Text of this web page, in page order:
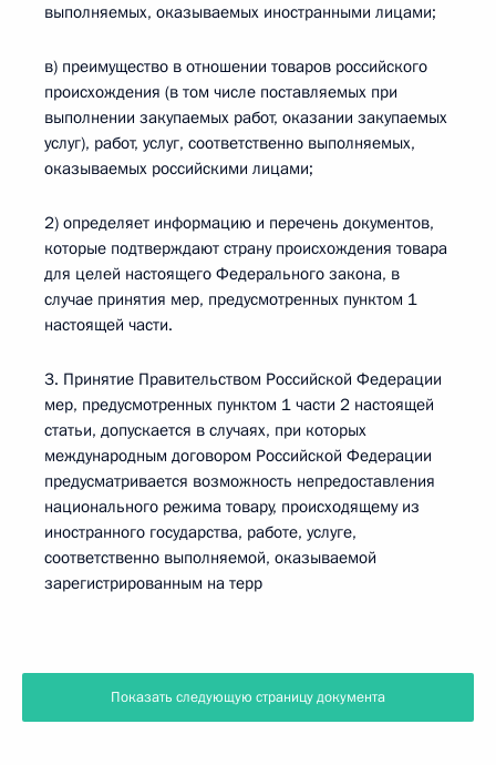
выполняемых, оказываемых иностранными лицами;
в) преимущество в отношении товаров российского
происхождения (в том числе поставляемых при
выполнении закупаемых работ, оказании закупаемых
услуг), работ, услуг, соответственно выполняемых,
оказываемых российскими лицами;
2) определяет информацию и перечень документов,
которые подтверждают страну происхождения товара
для целей настоящего Федерального закона, в
случае принятия мер, предусмотренных пунктом 1
настоящей части.
3. Принятие Правительством Российской Федерации
мер, предусмотренных пунктом 1 части 2 настоящей
статьи, допускается в случаях, при которых
международным договором Российской Федерации
предусматривается возможность непредоставления
национального режима товару, происходящему из
иностранного государства, работе, услуге,
соответственно выполняемой, оказываемой
зарегистрированным на терр
Показать следующую страницу документа